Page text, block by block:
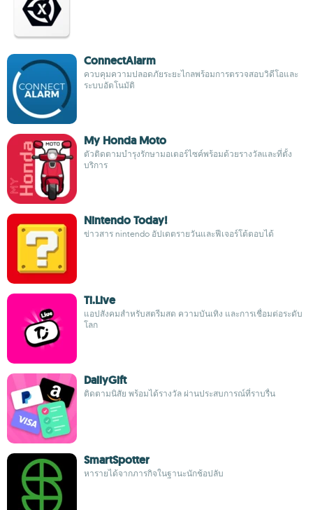
ConnectAlarm
ควบคุมความปลอดภัยระยะไกลพร้อมการตรวจสอบวิดีโอและ
ระบบอัตโนมัติ
My Honda Moto
ตัวติดตามบำรุงรักษามอเตอร์ไซค์พร้อมด้วยรางวัลและที่ตั้ง
บริการ
Nintendo Today!
ข่าวสาร nintendo อัปเดตรายวันและฟีเจอร์โต้ตอบได้
Ti.Live
แอปสังคมสำหรับสตรีมสด ความบันเทิง และการเชื่อมต่อระดับ
โลก
DailyGift
ติดตามนิสัย พร้อมได้รางวัล ผ่านประสบการณ์ที่ราบรื่น
SmartSpotter
หารายได้จากภารกิจในฐานะนักช้อปลับ